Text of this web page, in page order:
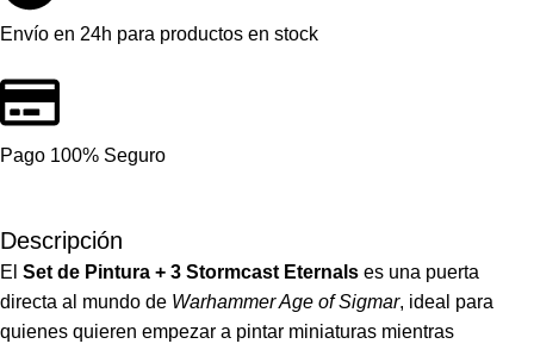
Envío en 24h para productos en stock
Pago 100% Seguro
Descripción
El Set de Pintura + 3 Stormcast Eternals es una puerta
directa al mundo de Warhammer Age of Sigmar, ideal para
quienes quieren empezar a pintar miniaturas mientras